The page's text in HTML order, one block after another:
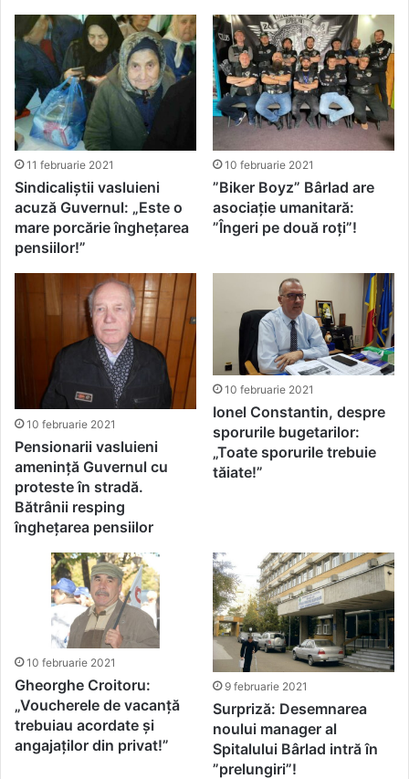
11 februarie 2021
Sindicaliștii vasluieni
acuză Guvernul: „Este o
mare porcărie înghețarea
pensiilor!”
10 februarie 2021
”Biker Boyz” Bârlad are
asociație umanitară:
”Îngeri pe două roți”!
10 februarie 2021
Pensionarii vasluieni
amenință Guvernul cu
proteste în stradă.
Bătrânii resping
înghețarea pensiilor
10 februarie 2021
Ionel Constantin, despre
sporurile bugetarilor:
„Toate sporurile trebuie
tăiate!”
10 februarie 2021
Gheorghe Croitoru:
„Voucherele de vacanță
trebuiau acordate și
angajaților din privat!”
9 februarie 2021
Surpriză: Desemnarea
noului manager al
Spitalului Bârlad intră în
”prelungiri”!